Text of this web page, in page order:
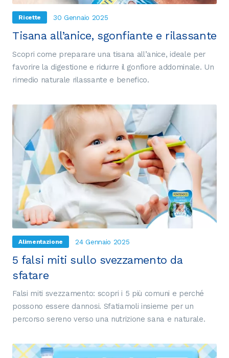
Ricette 30 Gennaio 2025
Tisana all’anice, sgonfiante e rilassante
Scopri come preparare una tisana all’anice, ideale per
favorire la digestione e ridurre il gonfiore addominale. Un
rimedio naturale rilassante e benefico.
Alimentazione 24 Gennaio 2025
5 falsi miti sullo svezzamento da
sfatare
Falsi miti svezzamento: scopri i 5 più comuni e perché
possono essere dannosi. Sfatiamoli insieme per un
percorso sereno verso una nutrizione sana e naturale.